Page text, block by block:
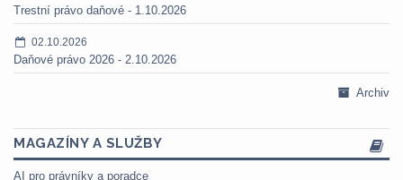
Trestní právo daňové - 1.10.2026
02.10.2026
Daňové právo 2026 - 2.10.2026
Archiv
MAGAZÍNY A SLUŽBY
AI pro právníky a poradce